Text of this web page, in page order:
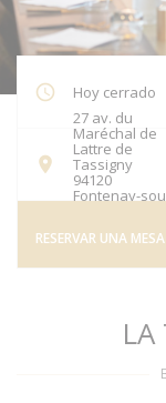
Hoy cerrado
27 av. du
Maréchal de
Lattre de
Tassigny
94120
Fontenay-
((abre en
RESERVAR UNA MESA